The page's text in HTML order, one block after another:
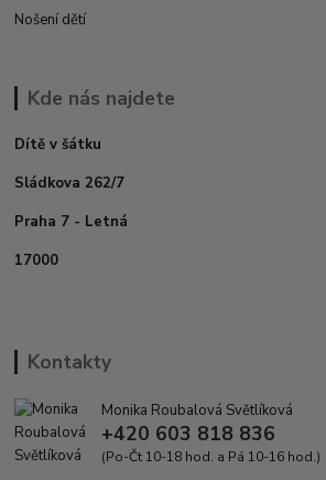
Nošení dětí
Kde nás najdete
Dítě v šátku
Sládkova 262/7
Praha 7 - Letná
17000
Kontakty
Monika Roubalová Světlíková
+420 603 818 836
(Po-Čt 10-18 hod. a Pá 10-16 hod.)